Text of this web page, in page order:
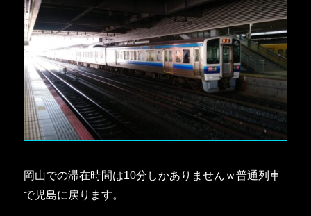
岡山での滞在時間は10分しかありませんｗ普通列車
で児島に戻ります。